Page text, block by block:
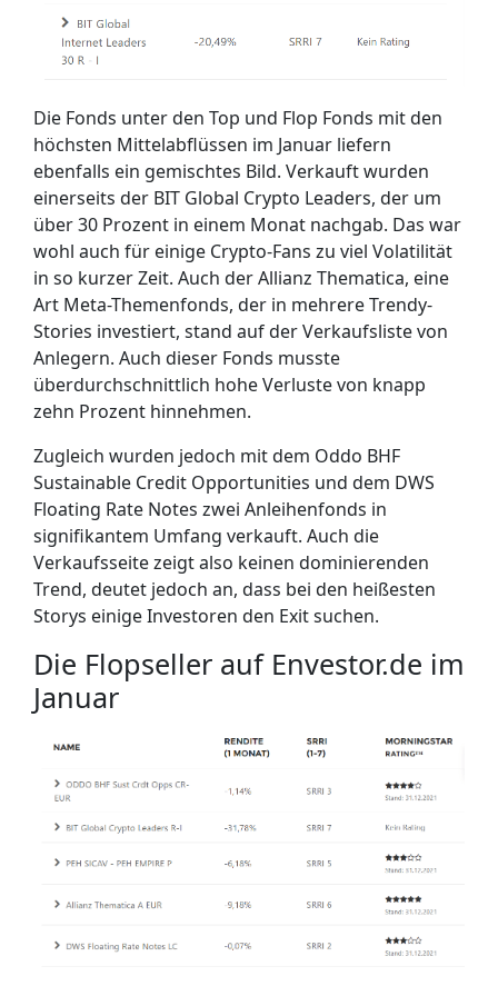
Die Fonds unter den Top und Flop Fonds mit den
höchsten Mittelabflüssen im Januar liefern
ebenfalls ein gemischtes Bild. Verkauft wurden
einerseits der BIT Global Crypto Leaders, der um
über 30 Prozent in einem Monat nachgab. Das war
wohl auch für einige Crypto-Fans zu viel Volatilität
in so kurzer Zeit. Auch der Allianz Thematica, eine
Art Meta-Themenfonds, der in mehrere Trendy-
Stories investiert, stand auf der Verkaufsliste von
Anlegern. Auch dieser Fonds musste
überdurchschnittlich hohe Verluste von knapp
zehn Prozent hinnehmen.
Zugleich wurden jedoch mit dem Oddo BHF
Sustainable Credit Opportunities und dem DWS
Floating Rate Notes zwei Anleihenfonds in
signifikantem Umfang verkauft. Auch die
Verkaufsseite zeigt also keinen dominierenden
Trend, deutet jedoch an, dass bei den heißesten
Storys einige Investoren den Exit suchen.
Die Flopseller auf Envestor.de im
Januar